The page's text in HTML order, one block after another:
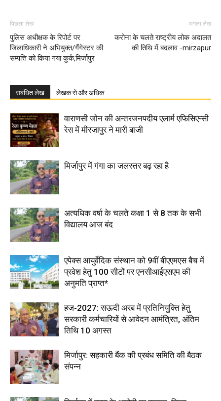
पिछला लेख
पुलिस अधीक्षक के रिपोर्ट पर
जिलाधिकारी ने अभियुक्त/गैंगेस्टर की
सम्पत्ति को किया गया कुर्क,मिर्जापुर
अगला लेख
करोना के चलते राष्ट्रीय लोक अदालत
की तिथि में बदलाव -mirzapur
संबंधित लेख लेखक से और अधिक
वाराणसी जोन की अन्तरजनपदीय एलार्म एफिसिएन्सी
रेस में मीरजापुर ने मारी बाजी
मिर्जापुर में गंगा का जलस्तर बढ़ रहा है
अत्यधिक वर्षा के चलते कक्षा 1 से 8 तक के सभी
विद्यालय आज बंद
एपेक्स आयुर्वेदिक संस्थान को 9वीं बीएएमएस बैच में
प्रवेश हेतु 100 सीटों पर एनसीआईएसएम की
अनुमति प्राप्त*
हज-2027: सऊदी अरब में प्रतिनियुक्ति हेतु
सरकारी कर्मचारियों से आवेदन आमंत्रित, अंतिम
तिथि 10 अगस्त
मिर्जापुर: सहकारी बैंक की प्रबंध समिति की बैठक
संपन्न